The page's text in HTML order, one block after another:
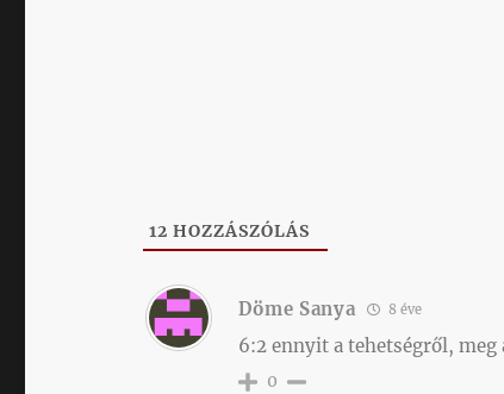
12 HOZZÁSZÓLÁS
Döme Sanya 8 éve
6:2 ennyit a tehetségről, meg
0